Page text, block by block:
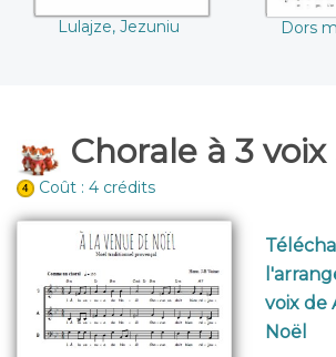
Lulajze, Jezuniu Dors
Chorale à 3 voix
Coût : 4 crédits
voix de
Noël